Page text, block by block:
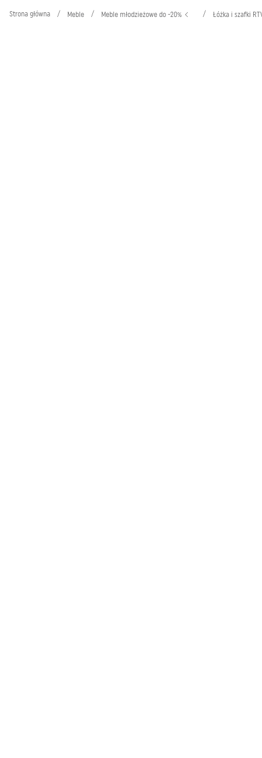
Strona główna / Meble / Meble młodzieżowe do -20% / Łóżka i szafki